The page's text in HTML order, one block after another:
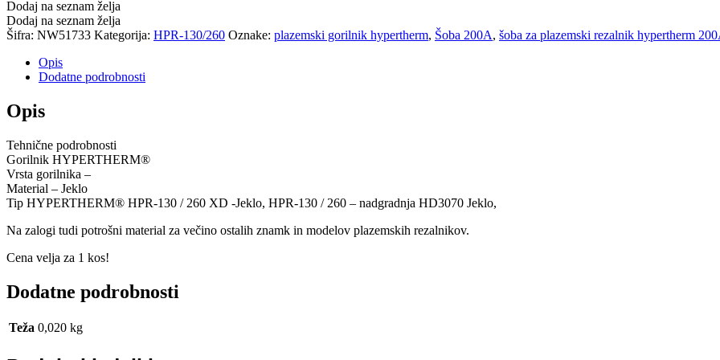
Dodaj na seznam želja
Dodaj na seznam želja
Šifra: NW51733 Kategorija: HPR-130/260 Oznake: plazemski gorilnik hypertherm, Šoba 200A, šoba za plazemski rezalnik hypertherm
Opis
Dodatne podrobnosti
Opis
Tehnične podrobnosti
Gorilnik HYPERTHERM®
Vrsta gorilnika –
Material – Jeklo
Tip HYPERTHERM® HPR-130 / 260 XD -Jeklo, HPR-130 / 260 – nadgradnja HD3070 Jeklo,
Na zalogi tudi potrošni material za večino ostalih znamk in modelov plazemskih rezalnikov.
Cena velja za 1 kos!
Dodatne podrobnosti
Teža 0,020 kg